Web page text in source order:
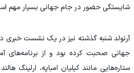
شایستگی حضور در جام جهانی بسیار مهم
آرنولد شنبه گذشته نیز در یک نشست خبری
جهانی صحبت کرده بود و از برنامه‌های
ستاره‌هایی مانند کیلیان امباپه، ارلینگ